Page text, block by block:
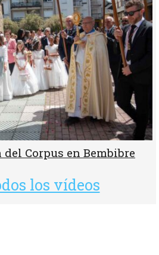
del Corpus en Bembibre
los vídeos